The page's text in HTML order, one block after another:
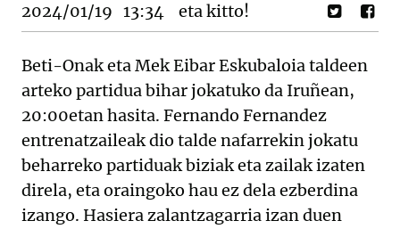
2024/01/19 13:34 eta kitto!
Beti-Onak eta Mek Eibar Eskubaloia taldeen
arteko partidua bihar jokatuko da Iruñean,
20:00etan hasita. Fernando Fernandez
entrenatzaileak dio talde nafarrekin jokatu
beharreko partiduak biziak eta zailak izaten
direla, eta oraingoko hau ez dela ezberdina
izango. Hasiera zalantzagarria izan duen